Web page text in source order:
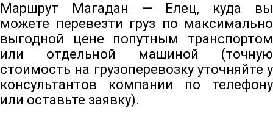
Маршрут Магадан — Елец, куда вы
можете перевезти груз по максимально
выгодной цене попутным транспортом
или отдельной машиной (точную
стоимость на грузоперевозку уточняйте у
консультантов компании по телефону
или оставьте заявку).